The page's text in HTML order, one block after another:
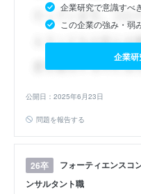
企業研究で意識すべ
この企業の強み・弱
企業
公開日：2025年6月23日
問題を報告する
26卒
フォーティエンスコ
ンサルタント職